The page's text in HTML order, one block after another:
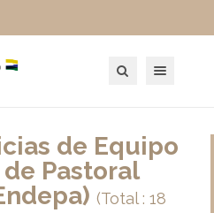
de Equipo
Pastoral
(Total : 18